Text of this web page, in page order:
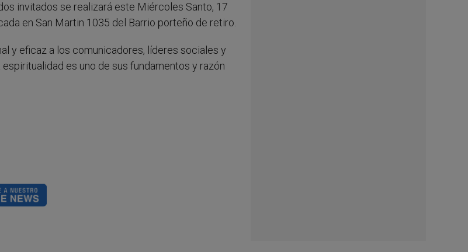
invitados se realizará este Miércoles Santo, 17
en San Martin 1035 del Barrio porteño de retiro.
y eficaz a los comunicadores, líderes sociales y
es uno de sus fundamentos y razón